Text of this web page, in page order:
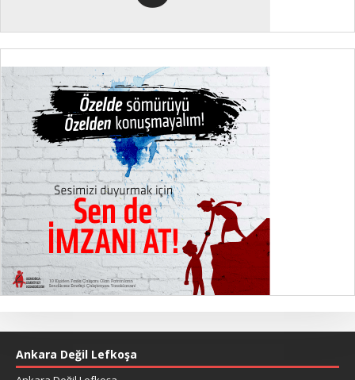
Ankara Değil Lefkoşa